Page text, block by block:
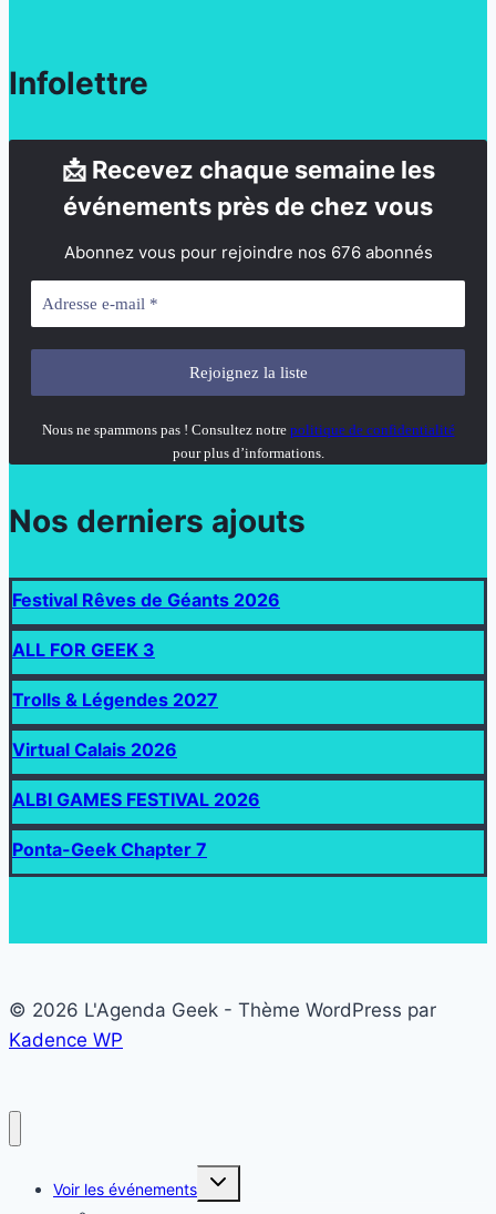
Infolettre
📩 Recevez chaque semaine les
événements près de chez vous
Abonnez vous pour rejoindre nos 676 abonnés
Nous ne spammons pas ! Consultez notre politique de confidentialité
pour plus d’informations.
Nos derniers ajouts
Festival Rêves de Géants 2026
ALL FOR GEEK 3
Trolls & Légendes 2027
Virtual Calais 2026
ALBI GAMES FESTIVAL 2026
Ponta-Geek Chapter 7
© 2026 L'Agenda Geek - Thème WordPress par
Kadence WP
Voir les événements
Ouvrir/fermer